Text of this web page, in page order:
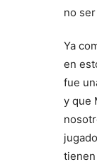
no
Ya
en
fue
y que
tienen